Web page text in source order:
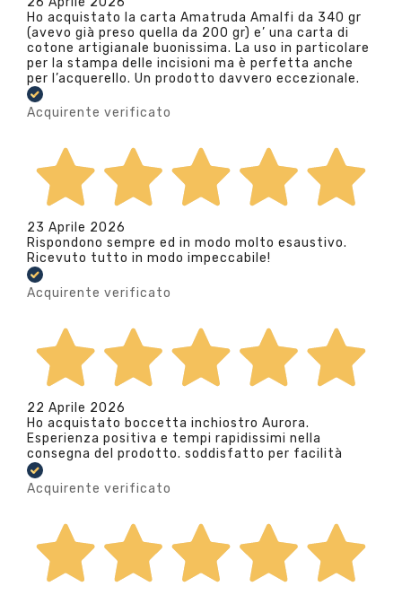
Ho acquistato la carta Amatruda Amalfi da 340 gr
(avevo già preso quella da 200 gr) e’ una carta di
cotone artigianale buonissima. La uso in particolare
per la stampa delle incisioni ma è perfetta anche
per l’acquerello. Un prodotto davvero eccezionale.
Acquirente verificato
23 Aprile 2026
Rispondono sempre ed in modo molto esaustivo.
Ricevuto tutto in modo impeccabile!
Acquirente verificato
22 Aprile 2026
Ho acquistato boccetta inchiostro Aurora.
Esperienza positiva e tempi rapidissimi nella
consegna del prodotto. soddisfatto per facilità
Acquirente verificato